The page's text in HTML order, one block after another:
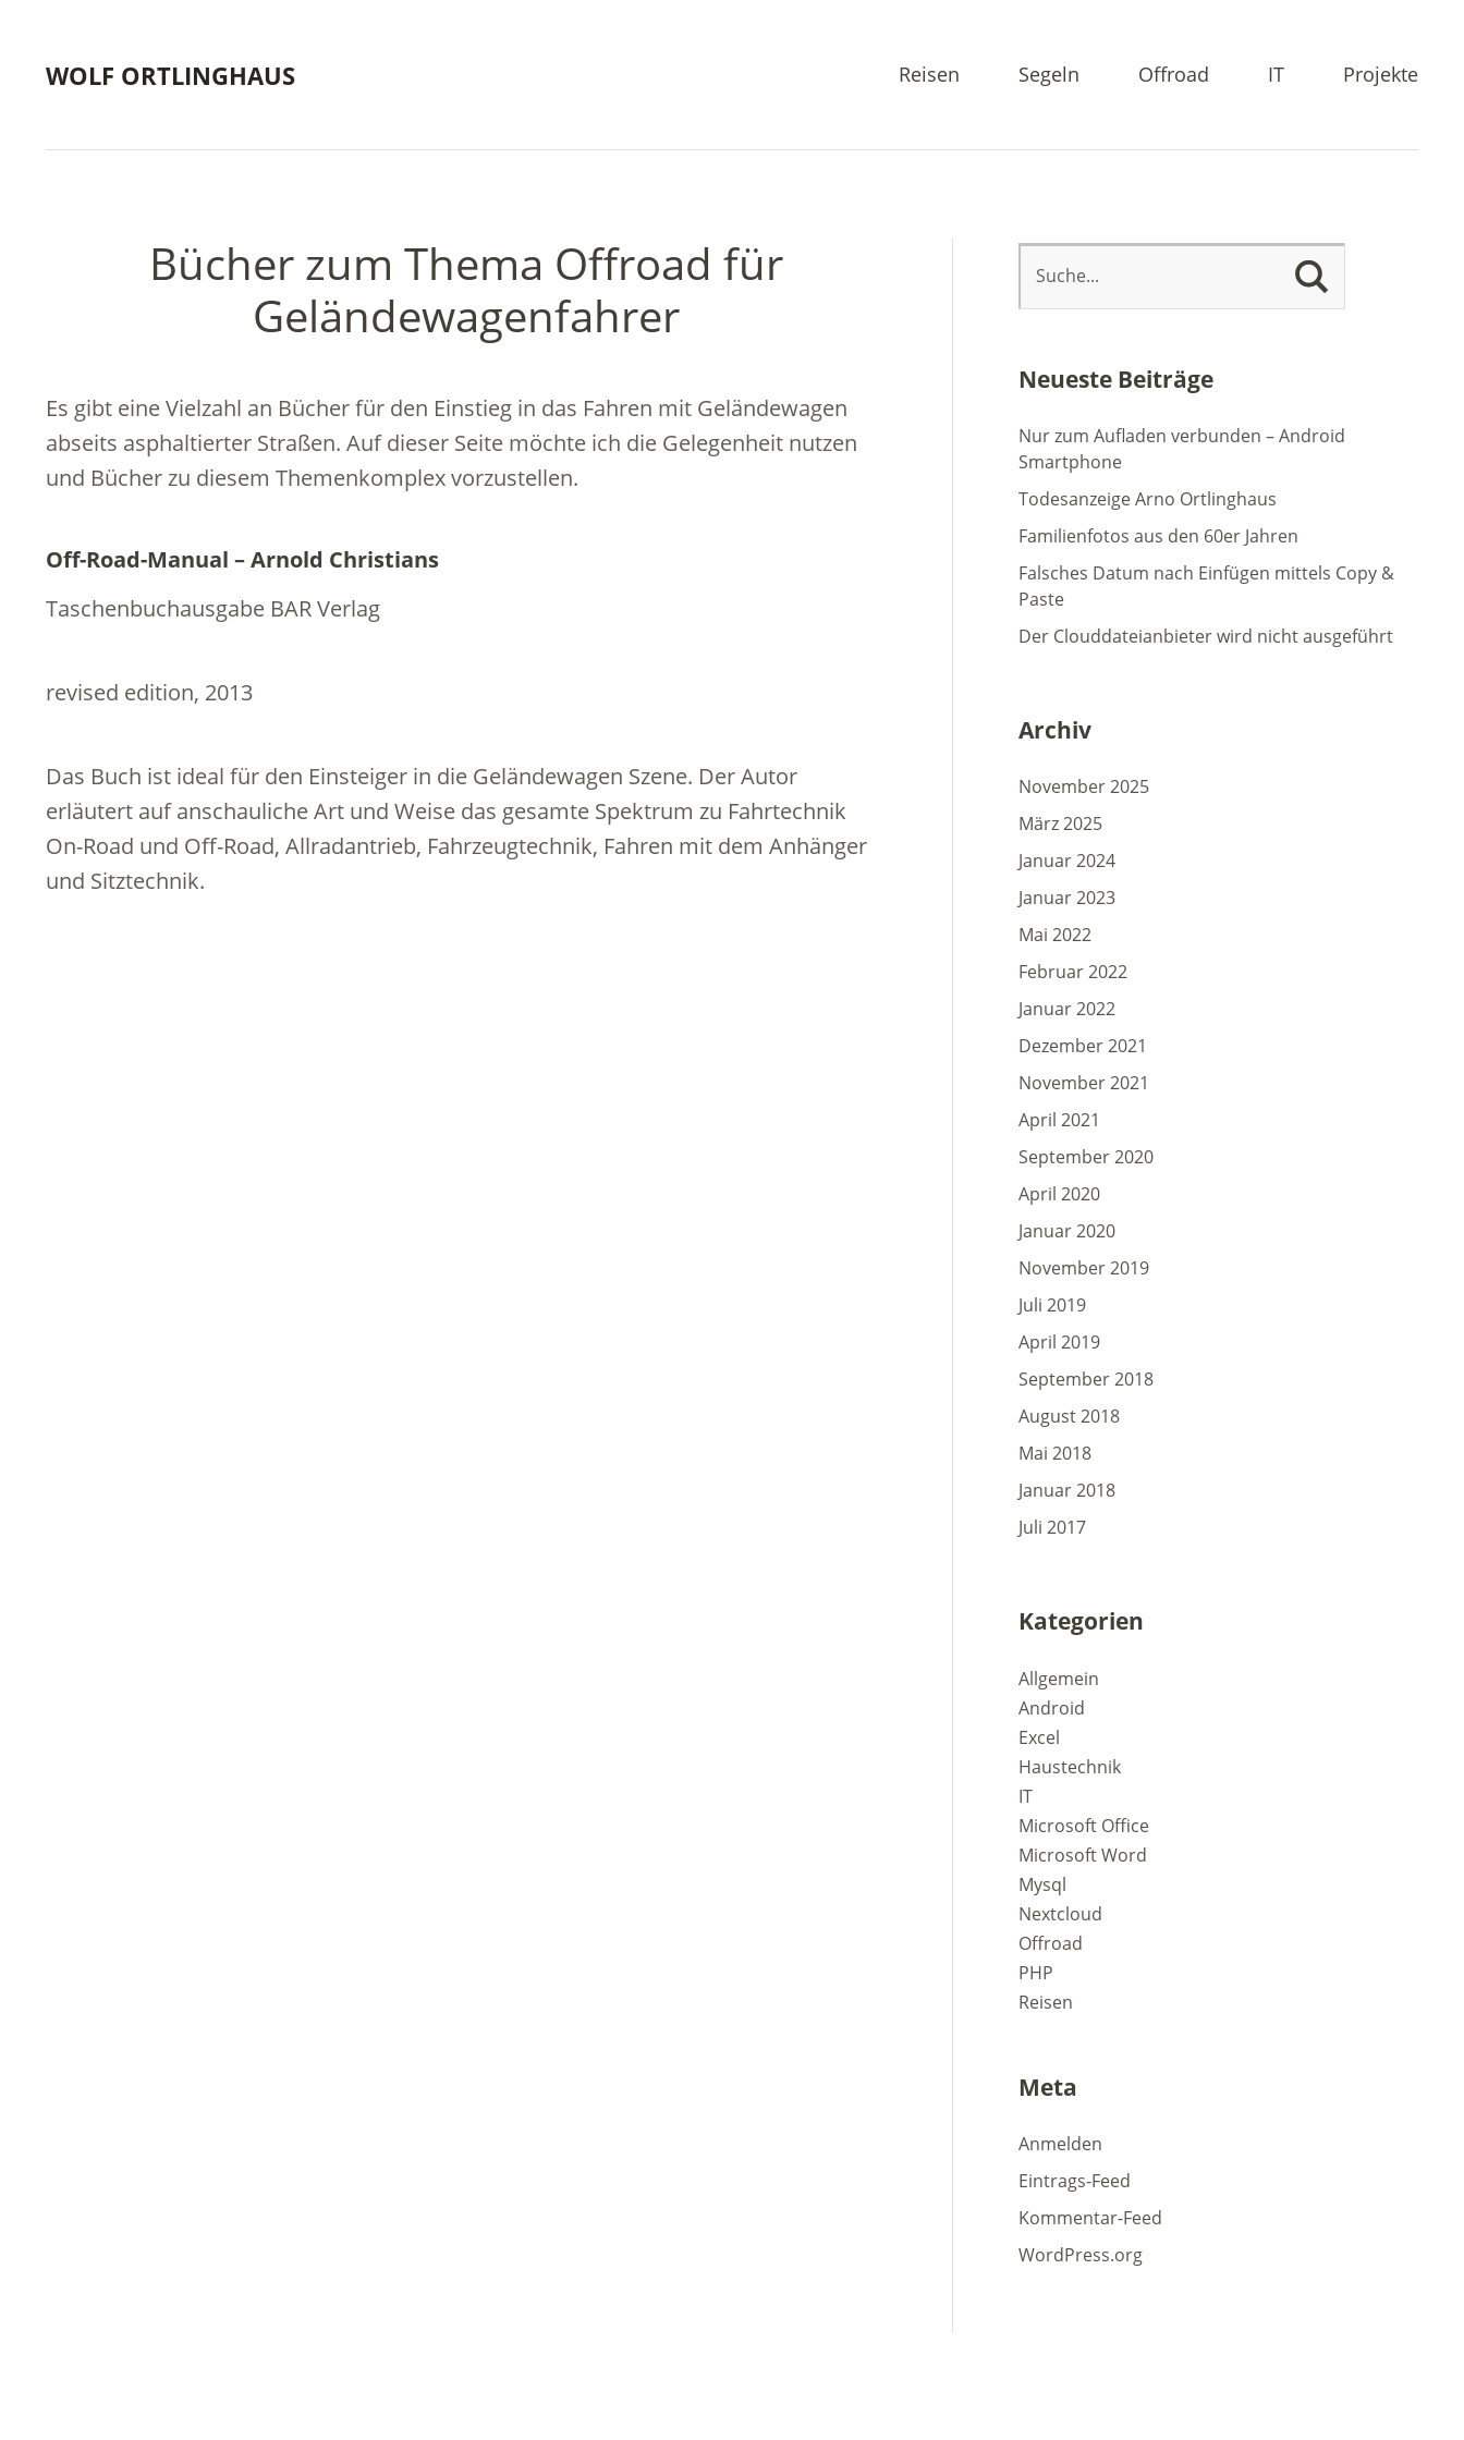
WOLF ORTLINGHAUS Reisen Segeln Offroad IT Projekte
Bücher zum Thema Offroad für
Geländewagenfahrer
Es gibt eine Vielzahl an Bücher für den Einstieg in das Fahren mit Geländewagen
abseits asphaltierter Straßen. Auf dieser Seite möchte ich die Gelegenheit nutzen
und Bücher zu diesem Themenkomplex vorzustellen.
Off-Road-Manual – Arnold Christians
Taschenbuchausgabe BAR Verlag
revised edition, 2013
Das Buch ist ideal für den Einsteiger in die Geländewagen Szene. Der Autor
erläutert auf anschauliche Art und Weise das gesamte Spektrum zu Fahrtechnik
On-Road und Off-Road, Allradantrieb, Fahrzeugtechnik, Fahren mit dem Anhänger
und Sitztechnik.
Neueste Beiträge
Nur zum Aufladen verbunden – Android
Smartphone
Todesanzeige Arno Ortlinghaus
Familienfotos aus den 60er Jahren
Falsches Datum nach Einfügen mittels Copy &
Paste
Der Clouddateianbieter wird nicht ausgeführt
Archiv
November 2025
März 2025
Januar 2024
Januar 2023
Mai 2022
Februar 2022
Januar 2022
Dezember 2021
November 2021
April 2021
September 2020
April 2020
Januar 2020
November 2019
Juli 2019
April 2019
September 2018
August 2018
Mai 2018
Januar 2018
Juli 2017
Kategorien
Allgemein
Android
Excel
Haustechnik
IT
Microsoft Office
Microsoft Word
Mysql
Nextcloud
Offroad
PHP
Reisen
Meta
Anmelden
Eintrags-Feed
Kommentar-Feed
WordPress.org